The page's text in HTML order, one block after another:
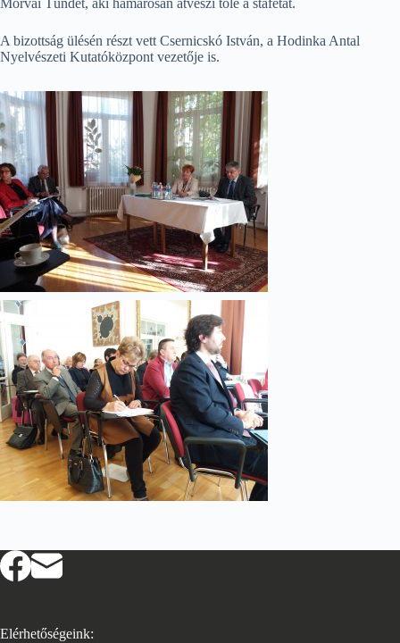
Morvai Tündét, aki hamarosan átveszi tőle a stafétát.
A bizottság ülésén részt vett Csernicskó István, a Hodinka Antal
Nyelvészeti Kutatóközpont vezetője is.
Elérhetőségeink: